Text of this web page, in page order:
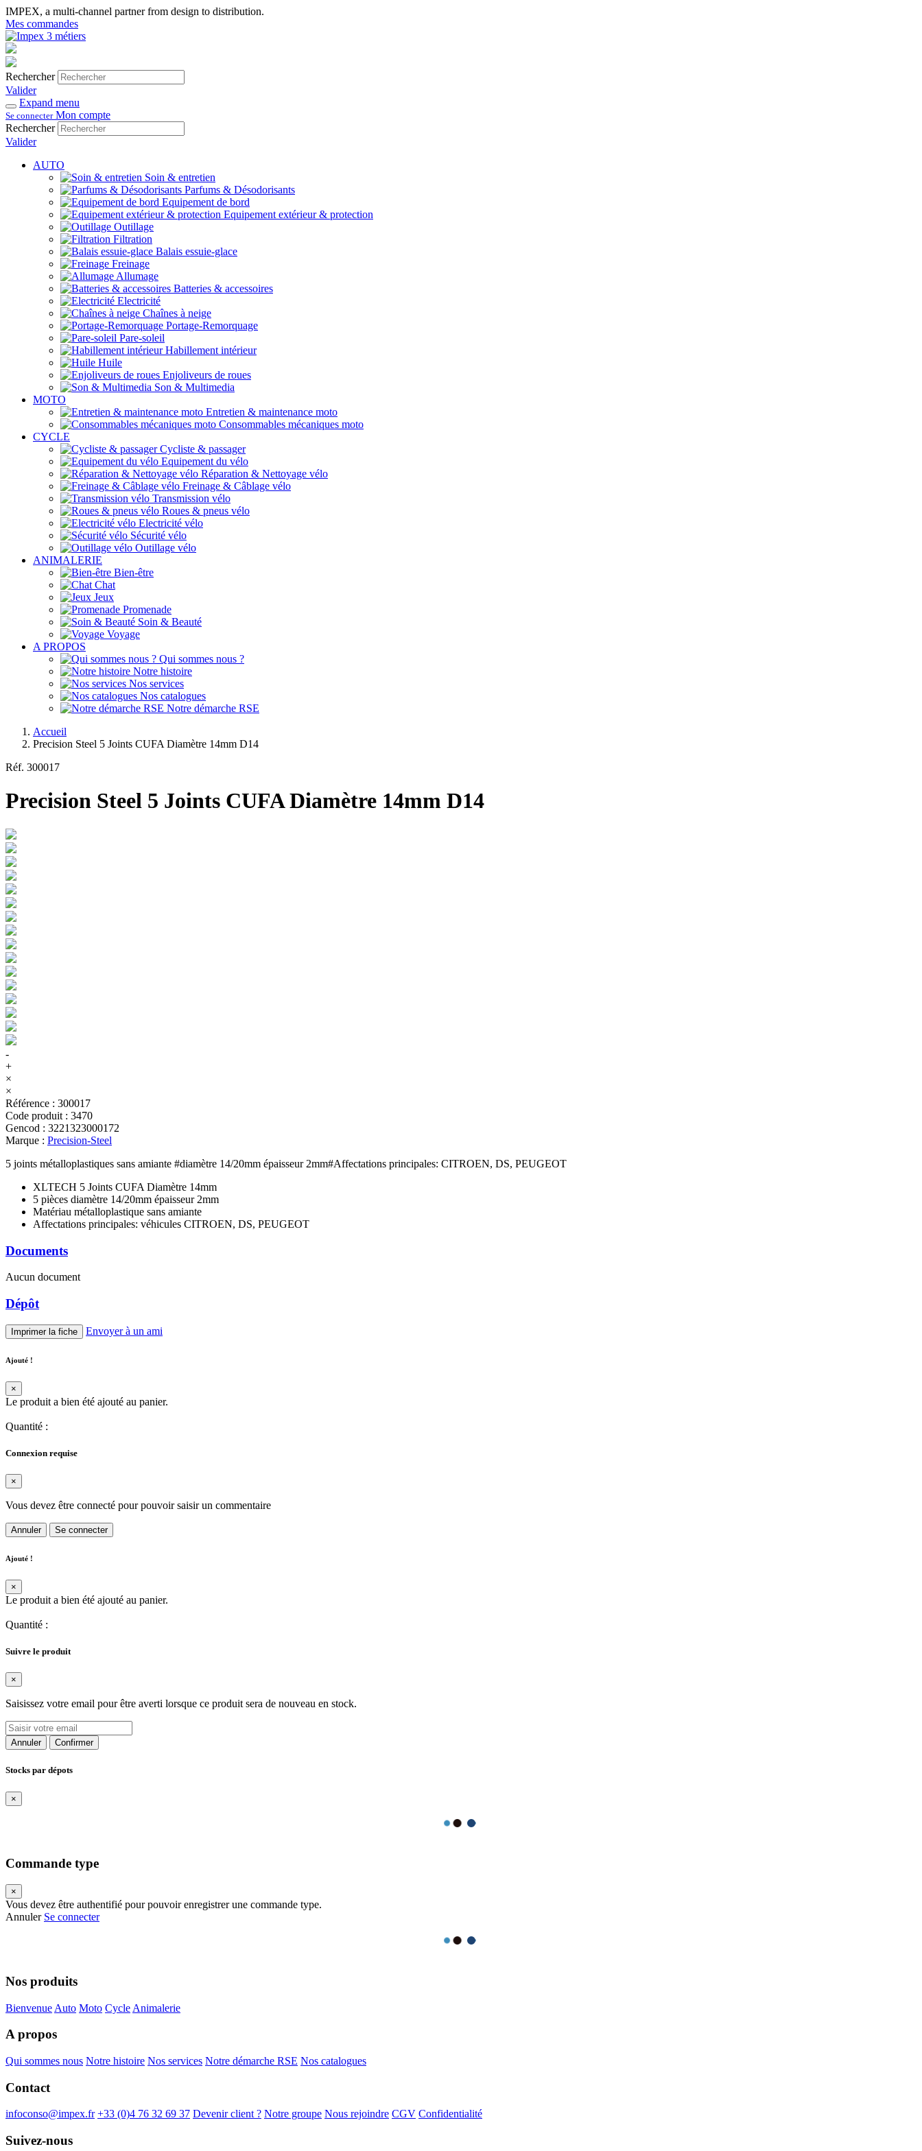
IMPEX, a multi-channel partner from design to distribution.
Mes commandes
Rechercher
Valider
Expand menu
Se connecter Mon compte
Rechercher
Valider
AUTO
Soin & entretien
Parfums & Désodorisants
Equipement de bord
Equipement extérieur & protection
Outillage
Filtration
Balais essuie-glace
Freinage
Allumage
Batteries & accessoires
Electricité
Chaînes à neige
Portage-Remorquage
Pare-soleil
Habillement intérieur
Huile
Enjoliveurs de roues
Son & Multimedia
MOTO
Entretien & maintenance moto
Consommables mécaniques moto
CYCLE
Cycliste & passager
Equipement du vélo
Réparation & Nettoyage vélo
Freinage & Câblage vélo
Transmission vélo
Roues & pneus vélo
Electricité vélo
Sécurité vélo
Outillage vélo
ANIMALERIE
Bien-être
Chat
Jeux
Promenade
Soin & Beauté
Voyage
A PROPOS
Qui sommes nous ?
Notre histoire
Nos services
Nos catalogues
Notre démarche RSE
Accueil
Precision Steel 5 Joints CUFA Diamètre 14mm D14
Réf. 300017
Precision Steel 5 Joints CUFA Diamètre 14mm D14
-
+
×
×
Référence : 300017
Code produit : 3470
Gencod : 3221323000172
Marque : Precision-Steel
5 joints métalloplastiques sans amiante #diamètre 14/20mm épaisseur 2mm#Affectations principales: CITROEN, DS, PEUGEOT
XLTECH 5 Joints CUFA Diamètre 14mm
5 pièces diamètre 14/20mm épaisseur 2mm
Matériau métalloplastique sans amiante
Affectations principales: véhicules CITROEN, DS, PEUGEOT
Documents
Aucun document
Dépôt
Imprimer la fiche Envoyer à un ami
Ajouté !
×
Le produit a bien été ajouté au panier.
Quantité :
Connexion requise
×
Vous devez être connecté pour pouvoir saisir un commentaire
Annuler Se connecter
Ajouté !
×
Le produit a bien été ajouté au panier.
Quantité :
Suivre le produit
×
Saisissez votre email pour être averti lorsque ce produit sera de nouveau en stock.
Annuler Confirmer
Stocks par dépots
×
Commande type
×
Vous devez être authentifié pour pouvoir enregistrer une commande type.
Annuler Se connecter
Nos produits
Bienvenue Auto Moto Cycle Animalerie
A propos
Qui sommes nous Notre histoire Nos services Notre démarche RSE Nos catalogues
Contact
infoconso@impex.fr +33 (0)4 76 32 69 37 Devenir client ? Notre groupe Nous rejoindre CGV Confidentialité
Suivez-nous